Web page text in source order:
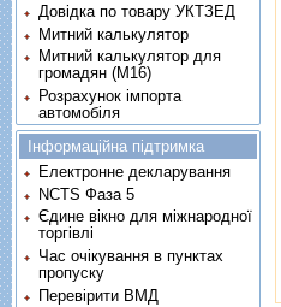
Довідка по товару УКТЗЕД
Митний калькулятор
Митний калькулятор для
громадян (М16)
Розрахунок імпорта
автомобіля
Інформаційна підтримка
Електронне декларування
NCTS Фаза 5
Єдине вікно для міжнародної
торгівлі
Час очікування в пунктах
пропуску
Перевірити ВМД